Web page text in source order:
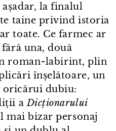
așadar, la finalul
taine privind istoria
toate. Ce farmec ar
fără una, două
roman⁠-⁠labirint, plin
înșelătoare, un
oricărui dubiu:
aDicționarului
mai bizar personaj